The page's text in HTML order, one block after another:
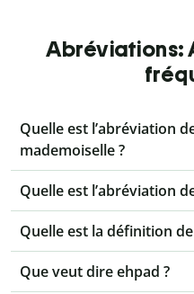
Abréviations:
Quelle est l’abréviation
mademoiselle ?
Quelle est l’abréviation
Quelle est la définition
Que veut dire ehpad ?